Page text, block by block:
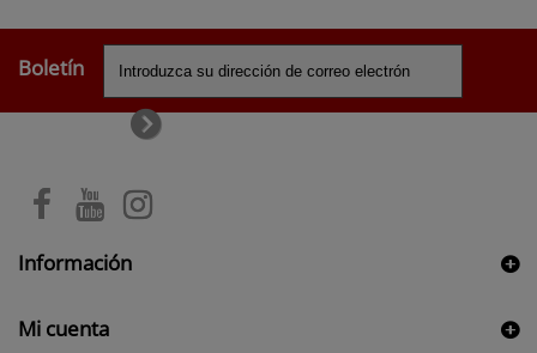
Boletín
Información
Mi cuenta